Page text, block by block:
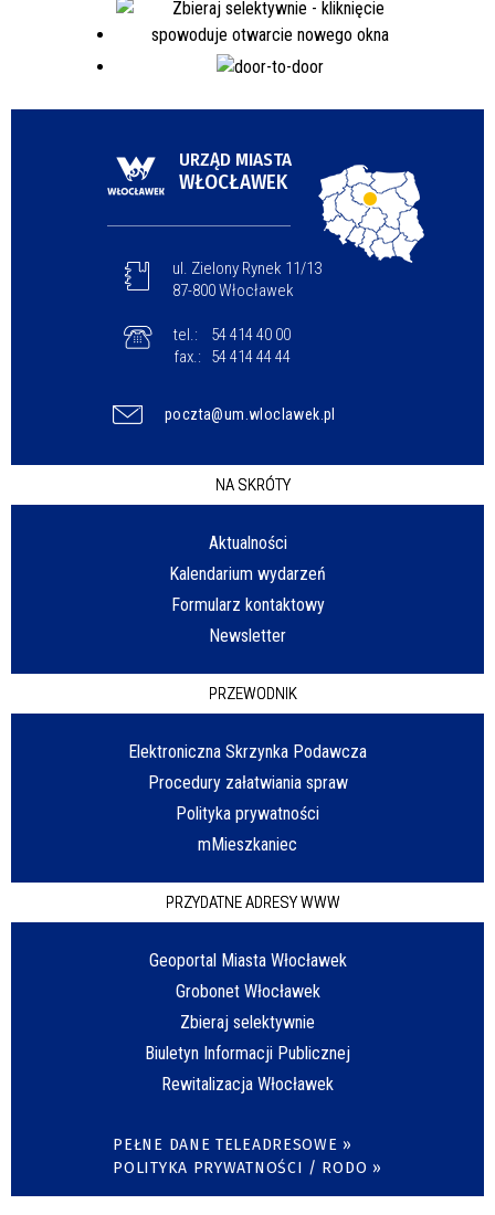
URZĄD MIASTA
WŁOCŁAWEK
ul. Zielony Rynek 11/13
87-800 Włocławek
tel.:
54 414 40 00
fax.:
54 414 44 44
poczta@um.wloclawek.pl
NA SKRÓTY
Aktualności
Kalendarium wydarzeń
Formularz kontaktowy
Newsletter
PRZEWODNIK
Elektroniczna Skrzynka Podawcza
Procedury załatwiania spraw
Polityka prywatności
mMieszkaniec
PRZYDATNE ADRESY WWW
Geoportal Miasta Włocławek
Grobonet Włocławek
Zbieraj selektywnie
Biuletyn Informacji Publicznej
Rewitalizacja Włocławek
PEŁNE DANE TELEADRESOWE »
POLITYKA PRYWATNOŚCI / RODO »